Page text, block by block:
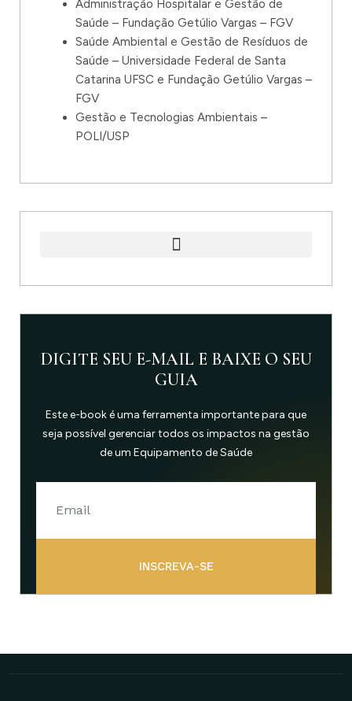
Administração Hospitalar e Gestão de
Saúde – Fundação Getúlio Vargas – FGV
Saúde Ambiental e Gestão de Resíduos de
Saúde – Universidade Federal de Santa
Catarina UFSC e Fundação Getúlio Vargas –
FGV
Gestão e Tecnologias Ambientais –
POLI/USP
DIGITE SEU E-MAIL E BAIXE O SEU
GUIA
Este e-book é uma ferramenta importante para que
seja possível gerenciar todos os impactos na gestão
de um Equipamento de Saúde
INSCREVA-SE